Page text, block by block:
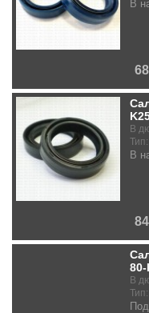
В
В
Тип:
В
80-
В
Тип: